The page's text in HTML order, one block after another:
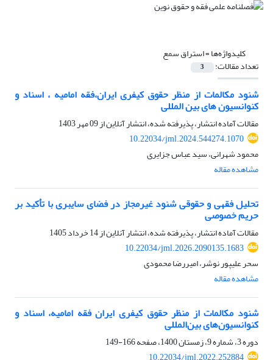
کلیدواژه‌ها =استراق سمع
تعداد مقالات: 3
شنود مکالمات از منظر حقوق کیفری ایران،فقه امامیه ، اسناد و
کنوانسیون های بین المللی
مقالات آماده انتشار، پذیرفته شده، انتشار آنلاین از09 مهر 1403
10.22034/jml.2024.544274.1070
محمود شهرانی، سید عباس جزایری
مشاهده مقاله
تحلیل فقهی و حقوقی شنود غیرمجاز در فضای سایبری با تأکید بر
حریم خصوصی
مقالات آماده انتشار، پذیرفته شده، انتشار آنلاین از14 خرداد 1405
10.22034/jml.2026.2090135.1683
سحر علیپور نوشر، امیررضا محمودی
مشاهده مقاله
شنود مکالمات از منظر حقوق کیفری ایران فقه امامیه، اسناد و
کنوانسیون‌های بین‌المللی
دوره 3، شماره 9، زمستان 1400، صفحه
166-149